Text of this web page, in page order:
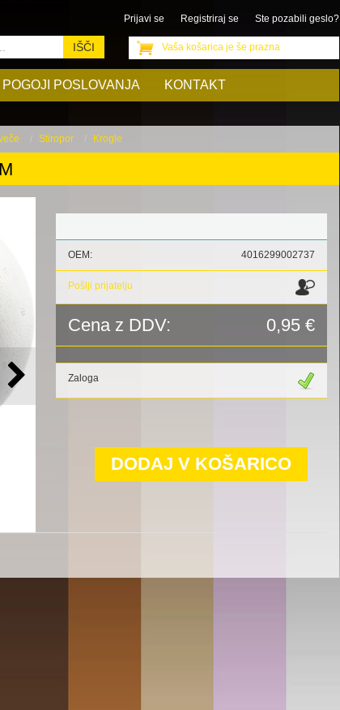
Prijavi se Registriraj se Ste pozabili geslo?
Vaša košarica je še prazna
POGOJI POSLOVANJA KONTAKT
IŠČI
Stiropor Krogle
OEM: 4016299002737
Pošlji prijatelju
Cena z DDV: 0,95 €
Zaloga
DODAJ V KOŠARICO